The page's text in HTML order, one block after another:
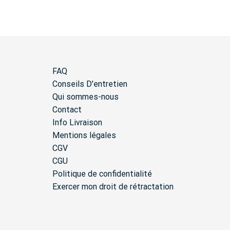
FAQ
Conseils D'entretien
Qui sommes-nous
Contact
Info Livraison
Mentions légales
CGV
CGU
Politique de confidentialité
Exercer mon droit de rétractation